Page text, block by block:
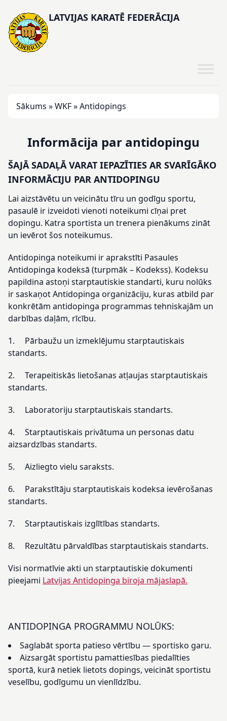
LATVIJAS KARATĒ FEDERĀCIJA
Sākums »WKF»Antidopings
Informācija par antidopingu
ŠAJĀ SADAĻĀ VARAT IEPAZĪTIES AR SVARĪGĀKO
INFORMĀCIJU PAR ANTIDOPINGU
Lai aizstāvētu un veicinātu tīru un godīgu sportu,
pasaulē ir izveidoti vienoti noteikumi cīņai pret
dopingu. Katra sportista un trenera pienākums zināt
un ievērot šos noteikumus.
Antidopinga noteikumi ir aprakstīti Pasaules
Antidopinga kodeksā (turpmāk – Kodekss). Kodeksu
papildina astoņi starptautiskie standarti, kuru nolūks
ir saskaņot Antidopinga organizāciju, kuras atbild par
konkrētām antidopinga programmas tehniskajām un
darbības daļām, rīcību.
1. Pārbaužu un izmeklējumu starptautiskais
standarts.
2. Terapeitiskās lietošanas atļaujas starptautiskais
standarts.
3. Laboratoriju starptautiskais standarts.
4. Starptautiskais privātuma un personas datu
aizsardzības standarts.
5. Aizliegto vielu saraksts.
6. Parakstītāju starptautiskais kodeksa ievērošanas
standarts.
7. Starptautiskais izglītības standarts.
8. Rezultātu pārvaldības starptautiskais standarts.
Visi normatīvie akti un starptautiskie dokumenti
pieejami Latvijas Antidopinga biroja mājaslapā.
ANTIDOPINGA PROGRAMMU NOLŪKS:
Saglabāt sporta patieso vērtību — sportisko garu.
Aizsargāt sportistu pamattiesības piedalīties
sportā, kurā netiek lietots dopings, veicināt sportistu
veselību, godīgumu un vienlīdzību.